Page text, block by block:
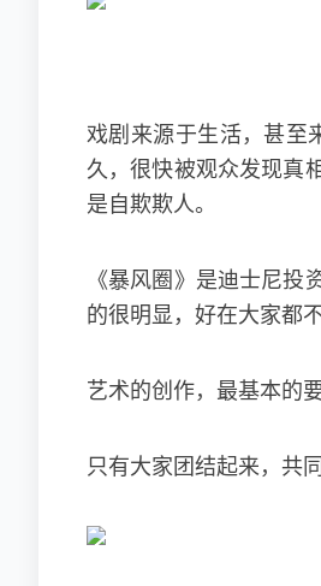
戏剧来源于生活，甚至
久，很快被观众发现真
是自欺欺人。
《暴风圈》是迪士尼
的很明显，好在大家都
艺术的创作，最基本的
只有大家团结起来，共